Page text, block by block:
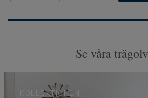
Se våra trägolv
KOLLEKTIONEN